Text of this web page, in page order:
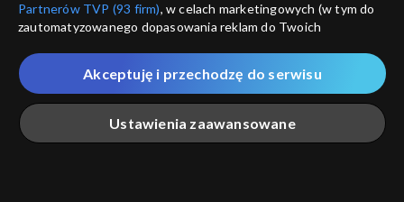
Wszystko o kulturze
05.02.2012, 22:30
Wszystko o kulturze
12.02.2012, 22:30
Partnerów TVP (93 firm), w celach marketingowych (w tym do
zautomatyzowanego dopasowania reklam do Twoich
które wskazujemy poniżej, a także zgody na udostępnianie
przez nas identyfikatora PPID do Google.
Twoje dane osobowe zbierane podczas odwiedzania przez
Ciebie naszych
poszczególnych serwisówzwanych dalej
„Portalem”, w tym informacje zapisywane za pomocą
Ustawienia zaawansowane
Akceptuję i przechodzę do serwisu